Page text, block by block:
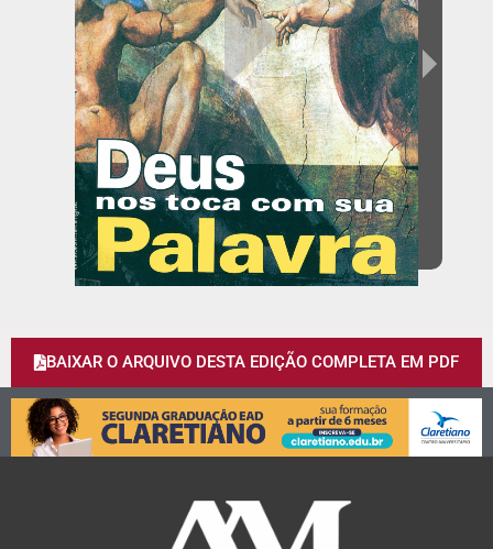
BAIXAR O ARQUIVO DESTA EDIÇÃO COMPLETA EM PDF